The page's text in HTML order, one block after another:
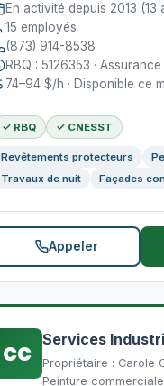
En activité depuis 2013 (13
15 employés
(873) 914-8538
RBQ : 5126353 ·
74–94 $/h · Disponible ce
✓ RBQ ✓ CNESST
Revêtements protecteurs
Travaux de nuit
Façades
Appeler
CC
Services
Propriétaire : Carole
Peinture